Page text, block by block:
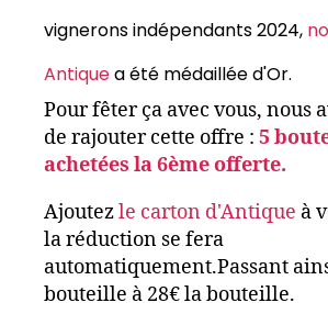
vignerons indépendants 2024,
Antiquea été médaillée d'Or.
Pour fêter ça avec vous, nous
de rajouter cette offre : 5
achetées la 6ème offerte.
Ajoutezle carton d'Antique à
la réduction se fera
automatiquement.Passant
bouteille à 28€ la bouteille.